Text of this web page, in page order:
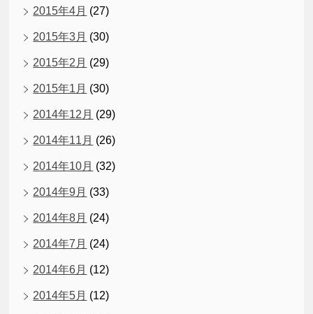
2015年4月 (27)
2015年3月 (30)
2015年2月 (29)
2015年1月 (30)
2014年12月 (29)
2014年11月 (26)
2014年10月 (32)
2014年9月 (33)
2014年8月 (24)
2014年7月 (24)
2014年6月 (12)
2014年5月 (12)